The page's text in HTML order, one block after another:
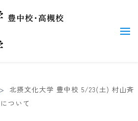
北摂文化大学 豊中校 5/23(土) 村山斉
ついて